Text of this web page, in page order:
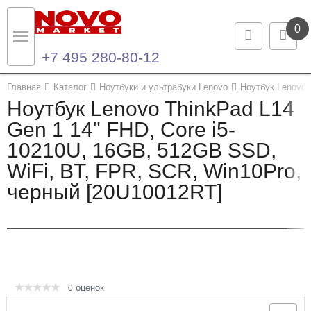
0
+7 495 280-80-12
Главная Каталог Ноутбуки и ультрабуки Lenovo Ноутбук
Ноутбук Lenovo ThinkPad L14
Gen 1 14" FHD, Core i5-
10210U, 16GB, 512GB SSD,
WiFi, BT, FPR, SCR, Win10Pro,
черный [20U10012RT]
0 оценок
Назад
Каталог продукции
Ноутбуки и ультрабуки
Компьютеры
Назад
Контакты
Контактная информация